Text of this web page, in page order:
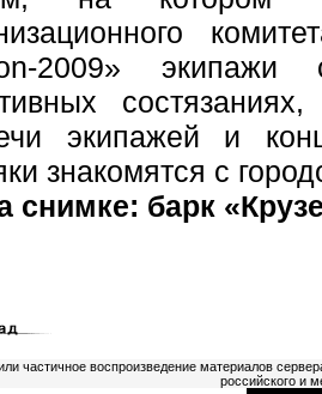
2009»
экипажей и
знакомятся с
снимке: барк
частичное воспроизведение материалов
российского и